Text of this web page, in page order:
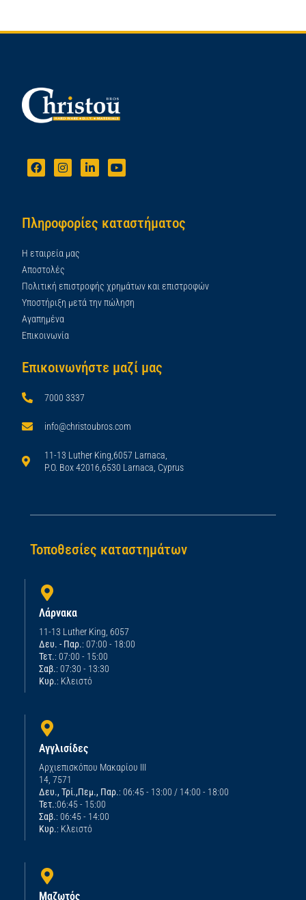
Πληροφορίες καταστήματος
Η εταιρεία μας
Αποστολές
Πολιτική επιστροφής χρημάτων και επιστροφών
Υποστήριξη μετά την πώληση
Αγαπημένα
Επικοινωνία
Επικοινωνήστε μαζί μας
7000 3337
info@christoubros.com
11-13 Luther King,6057 Larnaca,
P.O. Box 42016,6530 Larnaca, Cyprus
Τοποθεσίες καταστημάτων
Λάρνακα
11-13 Luther King, 6057
Δευ. - Παρ.: 07:00 - 18:00
Τετ.: 07:00 - 15:00
Σαβ.: 07:30 - 13:30
Κυρ.: Κλειστό
Αγγλισίδες
Αρχιεπισκόπου Μακαρίου ΙΙΙ
14, 7571
Δευ., Τρί.,Πεμ., Παρ.: 06:45 - 13:00 / 14:00 - 18:00
Τετ.:06:45 - 15:00
Σαβ.: 06:45 - 14:00
Κυρ.: Κλειστό
Μαζωτός